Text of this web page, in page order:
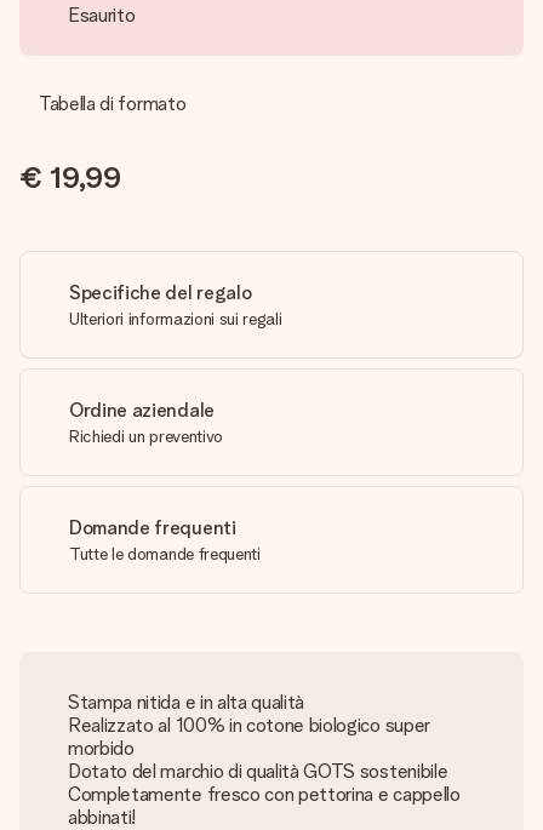
Esaurito
Tabella di formato
€ 19,99
Specifiche del regalo
Ulteriori informazioni sui regali
Ordine aziendale
Richiedi un preventivo
Domande frequenti
Tutte le domande frequenti
Stampa nitida e in alta qualità
Realizzato al 100% in cotone biologico super
morbido
Dotato del marchio di qualità GOTS sostenibile
Completamente fresco con pettorina e cappello
abbinati!